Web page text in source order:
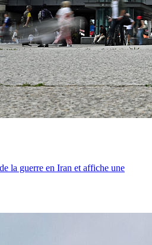
la guerre en Iran et affiche une